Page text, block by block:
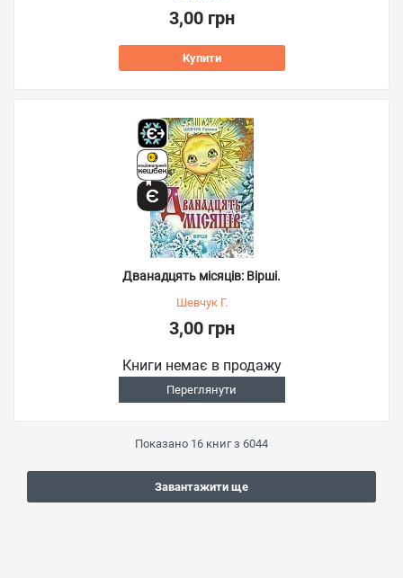
3,00 грн
Купити
Дванадцять місяців: Вірші.
Шевчук Г.
3,00 грн
Книги немає в продажу
Переглянути
Показано 16 книг з 6044
Завантажити ще